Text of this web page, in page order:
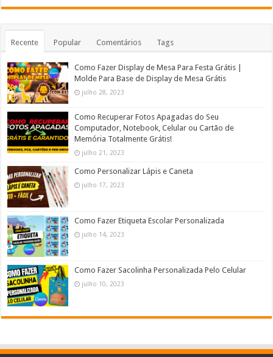
Recente Popular Comentários Tags
Como Fazer Display de Mesa Para Festa Grátis |
Molde Para Base de Display de Mesa Grátis
julho 28, 2023
Como Recuperar Fotos Apagadas do Seu
Computador, Notebook, Celular ou Cartão de
Memória Totalmente Grátis!
julho 21, 2023
Como Personalizar Lápis e Caneta
julho 17, 2023
Como Fazer Etiqueta Escolar Personalizada
julho 14, 2023
Como Fazer Sacolinha Personalizada Pelo Celular
julho 10, 2023